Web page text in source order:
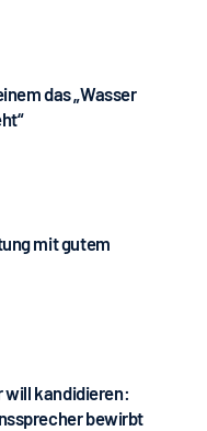
das „Wasser
mit gutem
will kandidieren:
bewirbt